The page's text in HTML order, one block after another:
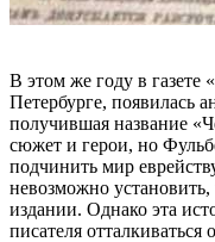
В этом же году в
Петербурге, появилась
получившая название
сюжет и герои, но
подчинить мир
невозможно
издании. Однако эта
писателя